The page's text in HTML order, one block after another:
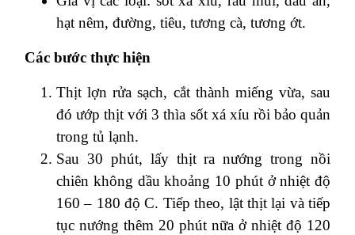
hạt nêm, đường, tiêu, tương cà, tương ớt.
Các bước thực hiện
Thịt lợn rửa sạch, cắt thành miếng vừa, sau
đó ướp thịt với 3 thìa sốt xá xíu rồi bảo quản
trong tủ lạnh.
Sau 30 phút, lấy thịt ra nướng trong nồi
chiên không dầu khoảng 10 phút ở nhiệt độ
160 – 180 độ C. Tiếp theo, lật thịt lại và tiếp
tục nướng thêm 20 phút nữa ở nhiệt độ 120